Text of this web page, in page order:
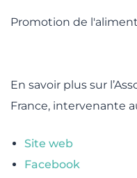
Promotion de
En savoir plus sur
France, intervenante
Site web
Facebook